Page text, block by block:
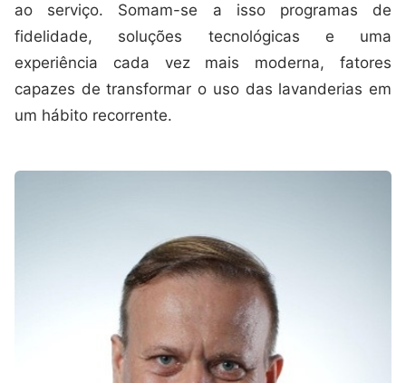
ao serviço. Somam-se a isso programas de
fidelidade, soluções tecnológicas e uma
experiência cada vez mais moderna, fatores
capazes de transformar o uso das lavanderias em
um hábito recorrente.